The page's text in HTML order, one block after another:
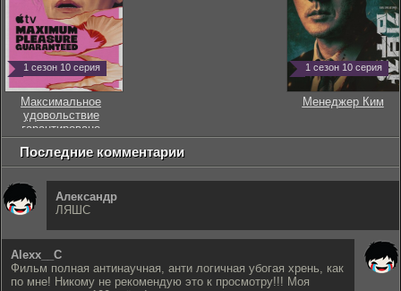
1 сезон 10 серия
Максимальное
удовольствие
гарантировано
1 сезон 10 серия
Менеджер Ким
Последние комментарии
Александр
ЛЯШС
Alexx__C
Фильм полная антинаучная, анти логичная убогая хрень, как
по мне! Никому не рекомендую это к просмотру!!! Моя